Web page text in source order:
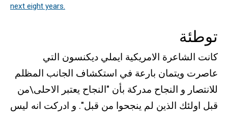
next eight years.
توطئة
كانت الشاعرة الامريكية ايملي ديكنسون التي
عاصرت ويتمان بارعة في استكشاف الجانب المظلم
للانتصار و النجاح مدركة بأن "النجاح يعتبر الاحلى\من
قبل اولئك الذين لم ينجحوا من قبل". و ادركت انه ليس